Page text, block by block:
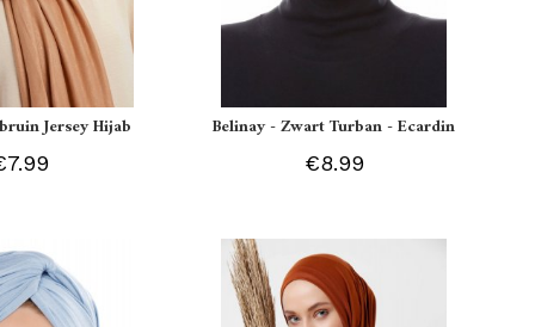
Jersey Hijab Belinay - Zwart Turban - Ecardin
€8.99